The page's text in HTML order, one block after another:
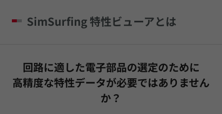
SimSurfing 特性ビューアとは
回路に適した電子部品の選定のために
高精度な特性データが必要ではありません
か？